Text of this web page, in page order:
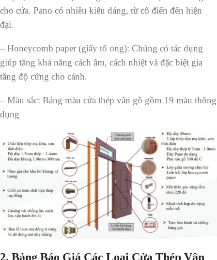
cho cửa. Pano có nhiều kiểu dáng, từ cổ điển đến hiện
đại.
– Honeycomb paper (giấy tổ ong): Chúng có tác dụng
giúp tăng khả năng cách âm, cách nhiệt và đặc biệt gia
tăng độ cứng cho cánh.
– Màu sắc: Bảng màu cửa thép vân gỗ gồm 19 màu thông
dụng
2. Bảng Báo Giá Các Loại Cửa Thép Vân